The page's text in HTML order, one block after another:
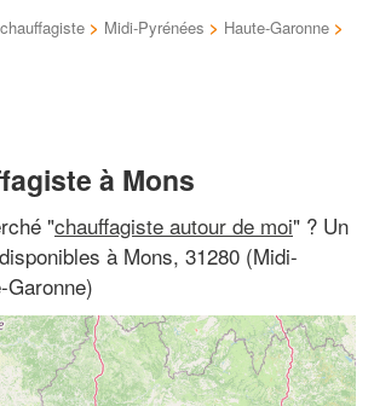
> Midi-Pyrénées > Haute-Garonne >
à Mons
"chauffagiste autour de moi" ? Un
à Mons, 31280 (Midi-
Garonne)